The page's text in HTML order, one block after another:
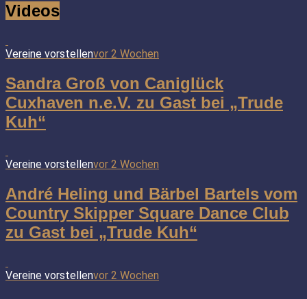
Videos
Vereine vorstellenvor 2 Wochen
Sandra Groß von Caniglück
Cuxhaven n.e.V. zu Gast bei „Trude
Kuh“
Vereine vorstellenvor 2 Wochen
André Heling und Bärbel Bartels vom
Country Skipper Square Dance Club
zu Gast bei „Trude Kuh“
Vereine vorstellenvor 2 Wochen